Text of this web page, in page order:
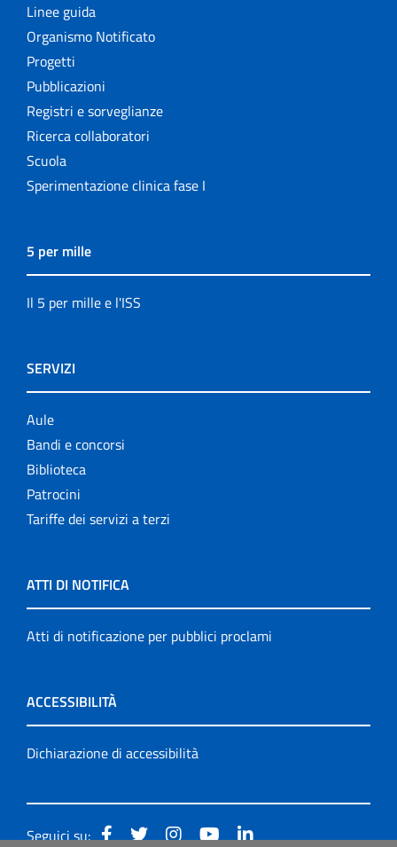
Linee guida
Organismo Notificato
Progetti
Pubblicazioni
Registri e sorveglianze
Ricerca collaboratori
Scuola
Sperimentazione clinica fase I
5 per mille
Il 5 per mille e l'ISS
SERVIZI
Aule
Bandi e concorsi
Biblioteca
Patrocini
Tariffe dei servizi a terzi
ATTI DI NOTIFICA
Atti di notificazione per pubblici proclami
ACCESSIBILITÀ
Dichiarazione di accessibilità
Seguici su: